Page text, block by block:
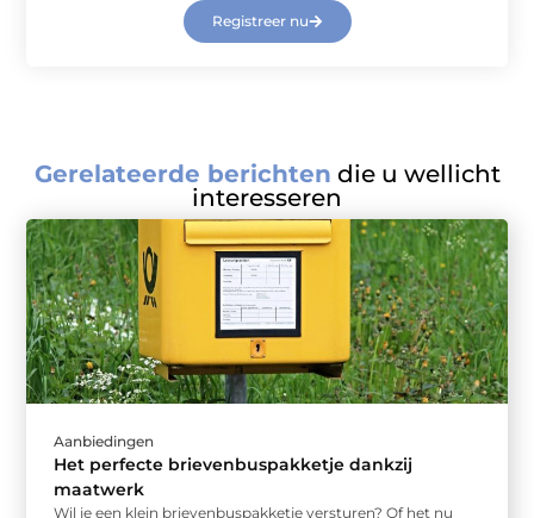
Registreer nu
Gerelateerde berichten die u wellicht
interesseren
Aanbiedingen
Het perfecte brievenbuspakketje dankzij
maatwerk
Wil je een klein brievenbuspakketje versturen? Of het nu